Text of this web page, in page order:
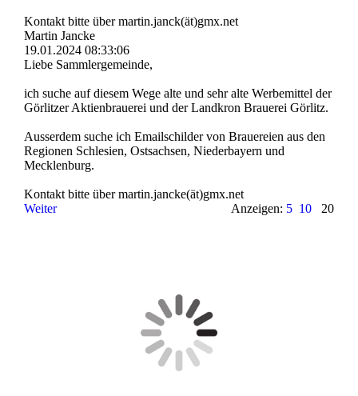
Kontakt bitte über martin.janck(ät)gmx.net
Martin Jancke
19.01.2024 08:33:06
Liebe Sammlergemeinde,
ich suche auf diesem Wege alte und sehr alte Werbemittel der
Görlitzer Aktienbrauerei und der Landkron Brauerei Görlitz.
Ausserdem suche ich Emailschilder von Brauereien aus den
Regionen Schlesien, Ostsachsen, Niederbayern und
Mecklenburg.
Kontakt bitte über martin.­jancke(­ät)­gmx.­net
Weiter
Anzeigen: 5 10 20